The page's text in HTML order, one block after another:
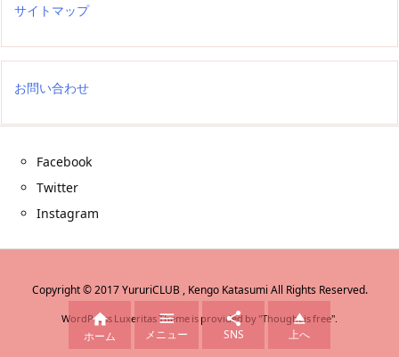
サイトマップ
お問い合わせ
Facebook
Twitter
Instagram
Copyright ©2017 YururiCLUB , Kengo Katasumi All Rights Reserved.
WordPress Luxeritas Theme is provided by "Thought is free".

ホーム

メニュー

SNS

上へ